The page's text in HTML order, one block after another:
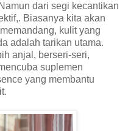
dari segi kecantikan
Biasanya kita akan
kulit yang
adalah tarikan utama.
anjal, berseri-seri,
suplemen
yang membantu